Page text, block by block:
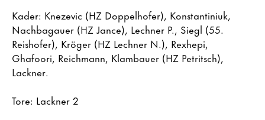
Kader: Knezevic (HZ Doppelhofer), Konstantiniuk,
Nachbagauer (HZ Jance), Lechner P., Siegl (55.
Reishofer), Kröger (HZ Lechner N.), Rexhepi,
Ghafoori, Reichmann, Klambauer (HZ Petritsch),
Lackner.
Tore: Lackner 2